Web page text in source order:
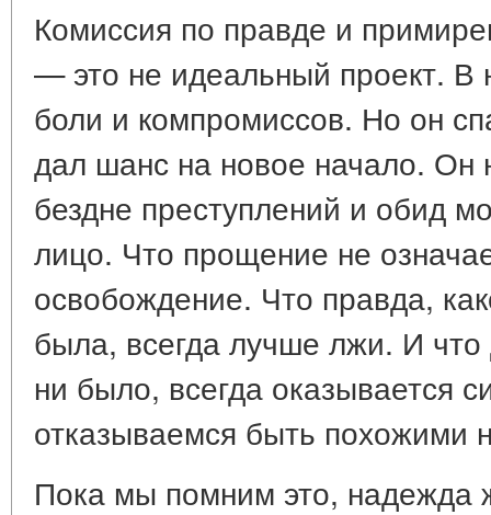
Комиссия по правде и
— это не идеальный проект.
боли и компромиссов. Но он
дал шанс на новое начало. Он
бездне преступлений и обид
лицо. Что прощение не
освобождение. Что правда,
была, всегда лучше лжи. И
ни было, всегда оказывается
отказываемся быть похожими
Пока мы помним это, надежда